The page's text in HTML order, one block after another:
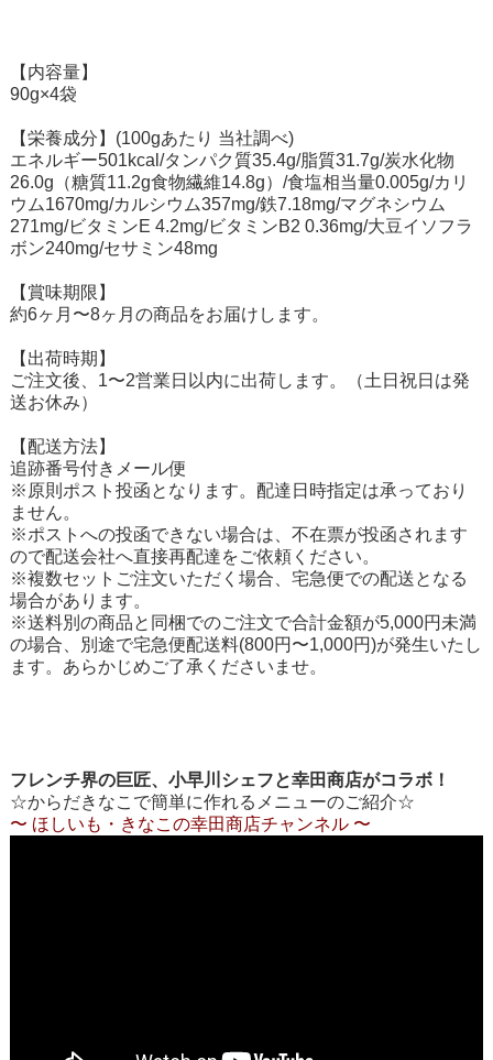
【内容量】
90g×4袋
【栄養成分】(100gあたり 当社調べ)
エネルギー501kcal/タンパク質35.4g/脂質31.7g/炭水化物
26.0g（糖質11.2g食物繊維14.8g）/食塩相当量0.005g/カリ
ウム1670mg/カルシウム357mg/鉄7.18mg/マグネシウム
271mg/ビタミンE 4.2mg/ビタミンB2 0.36mg/大豆イソフラ
ボン240mg/セサミン48mg
【賞味期限】
約6ヶ月〜8ヶ月の商品をお届けします。
【出荷時期】
ご注文後、1〜2営業日以内に出荷します。（土日祝日は発
送お休み）
【配送方法】
追跡番号付きメール便
※原則ポスト投函となります。配達日時指定は承っており
ません。
※ポストへの投函できない場合は、不在票が投函されます
ので配送会社へ直接再配達をご依頼ください。
※複数セットご注文いただく場合、宅急便での配送となる
場合があります。
※送料別の商品と同梱でのご注文で合計金額が5,000円未満
の場合、別途で宅急便配送料(800円〜1,000円)が発生いたし
ます。あらかじめご了承くださいませ。
フレンチ界の巨匠、小早川シェフと幸田商店がコラボ！
☆からだきなこで簡単に作れるメニューのご紹介☆
〜 ほしいも・きなこの幸田商店チャンネル 〜